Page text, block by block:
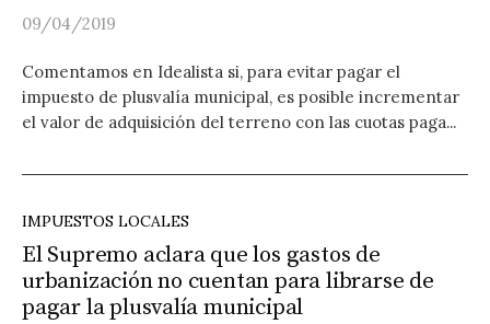
09/04/2019
Comentamos en Idealista si, para evitar pagar el
impuesto de plusvalía municipal, es posible incrementar
el valor de adquisición del terreno con las cuotas paga...
IMPUESTOS LOCALES
El Supremo aclara que los gastos de
urbanización no cuentan para librarse de
pagar la plusvalía municipal